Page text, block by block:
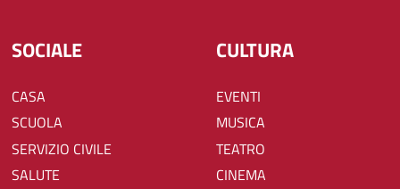
SOCIALE
CASA
SCUOLA
SERVIZIO CIVILE
SALUTE
CULTURA
EVENTI
MUSICA
TEATRO
CINEMA